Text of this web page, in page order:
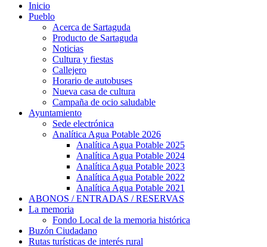
Inicio
Pueblo
Acerca de Sartaguda
Producto de Sartaguda
Noticias
Cultura y fiestas
Callejero
Horario de autobuses
Nueva casa de cultura
Campaña de ocio saludable
Ayuntamiento
Sede electrónica
Analítica Agua Potable 2026
Analítica Agua Potable 2025
Analítica Agua Potable 2024
Analítica Agua Potable 2023
Analítica Agua Potable 2022
Analítica Agua Potable 2021
ABONOS / ENTRADAS / RESERVAS
La memoria
Fondo Local de la memoria histórica
Buzón Ciudadano
Rutas turísticas de interés rural